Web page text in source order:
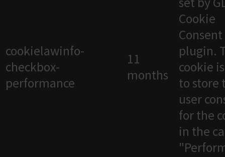
cookielawinfo-
checkbox-
performance
11
months
Cookie
Consent
plugin.
cookie
to store
user
for the
in the